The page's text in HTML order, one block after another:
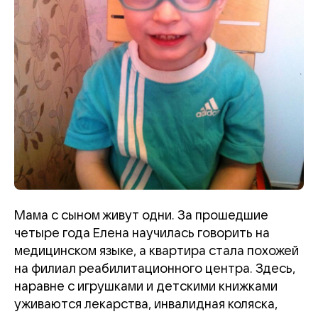
Мама с сыном живут одни. За прошедшие
четыре года Елена научилась говорить на
медицинском языке, а квартира стала похожей
на филиал реабилитационного центра. Здесь,
наравне с игрушками и детскими книжками
уживаются лекарства, инвалидная коляска,